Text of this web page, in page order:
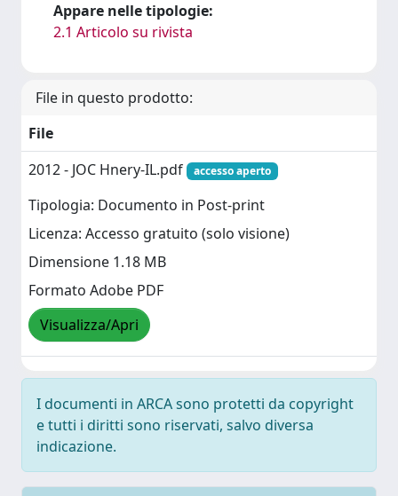
Appare nelle tipologie:
2.1 Articolo su rivista
File in questo prodotto:
File
2012 - JOC Hnery-IL.pdf
accesso aperto
Tipologia: Documento in Post-print
Licenza: Accesso gratuito (solo visione)
Dimensione 1.18 MB
Formato Adobe PDF
Visualizza/Apri
I documenti in ARCA sono protetti da copyright
e tutti i diritti sono riservati, salvo diversa
indicazione.